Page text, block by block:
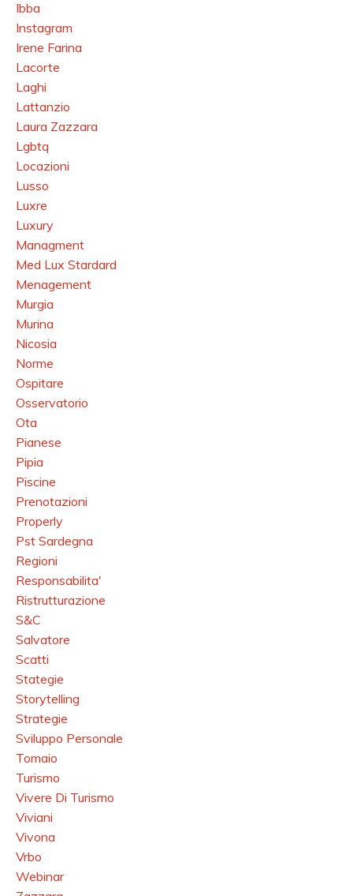
Ibba
Instagram
Irene Farina
Lacorte
Laghi
Lattanzio
Laura Zazzara
Lgbtq
Locazioni
Lusso
Luxre
Luxury
Managment
Med Lux Stardard
Menagement
Murgia
Murina
Nicosia
Norme
Ospitare
Osservatorio
Ota
Pianese
Pipia
Piscine
Prenotazioni
Properly
Pst Sardegna
Regioni
Responsabilita'
Ristrutturazione
S&c
Salvatore
Scatti
Stategie
Storytelling
Strategie
Sviluppo Personale
Tomaio
Turismo
Vivere Di Turismo
Viviani
Vivona
Vrbo
Webinar